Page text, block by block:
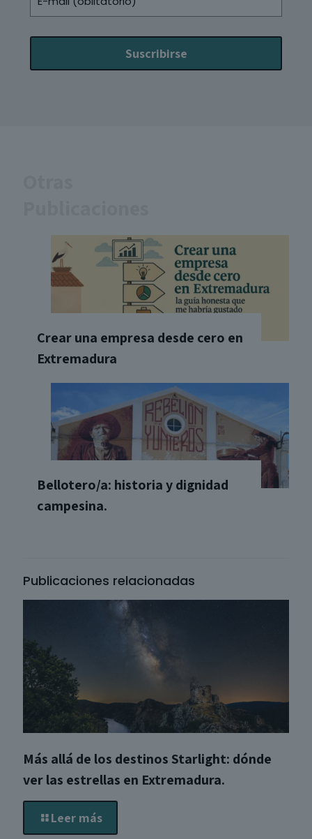
Crear una empresa desde cero en
Extremadura
Bellotero/a: historia y dignidad
campesina.
Publicaciones relacionadas
Más allá de los destinos Starlight: dónde
ver las estrellas en Extremadura.
Leer más